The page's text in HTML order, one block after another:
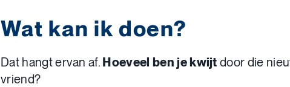
Wat kan ik doen?
Dat hangt ervan af. Hoeveel ben je kwijtdoor die
vriend?